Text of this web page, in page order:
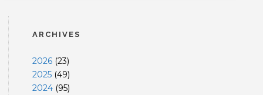
ARCHIVES
2026 (23)
2025 (49)
2024 (95)